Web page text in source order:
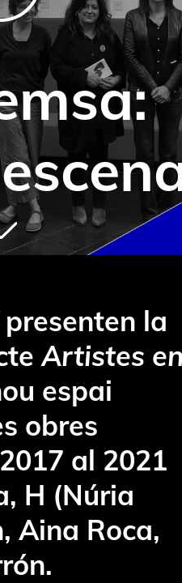
la
Artistes en
espai
obres
al 2021
H (Núria
Aina Roca,